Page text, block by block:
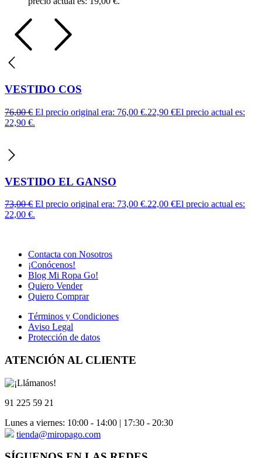
VESTIDO COS
76,00€ El precio original era: 76,00 €.22,90 €El precio actual es:
22,90 €.
VESTIDO EL GANSO
73,00€ El precio original era: 73,00 €.22,00 €El precio actual es:
22,00 €.
Contacta con Nosotros
¡Conócenos!
Blog Mi Ropa Go!
Quiero Vender
Quiero Comprar
Términos y Condiciones
Aviso Legal
Protección de datos
ATENCIÓN AL CLIENTE
91 225 59 21
Lunes a viernes: 10:00 - 14:00 | 17:30 - 20:30
tienda@miropago.com